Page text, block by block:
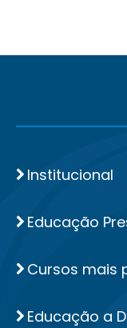
Institucional
Educação
Cursos mais
Educação a